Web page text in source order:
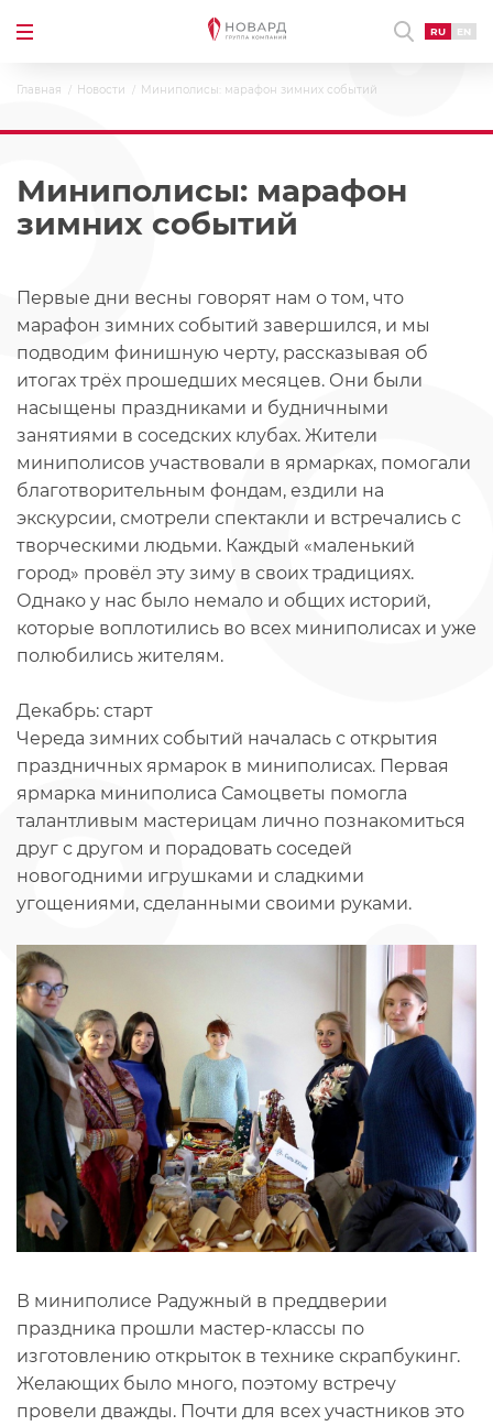
RU EN
Главная Новости Миниполисы: марафон зимних событий
Миниполисы: марафон
зимних событий
Первые дни весны говорят нам о том, что
марафон зимних событий завершился, и мы
подводим финишную черту, рассказывая об
итогах трёх прошедших месяцев. Они были
насыщены праздниками и будничными
занятиями в соседских клубах. Жители
миниполисов участвовали в ярмарках, помогали
благотворительным фондам, ездили на
экскурсии, смотрели спектакли и встречались с
творческими людьми. Каждый «маленький
город» провёл эту зиму в своих традициях.
Однако у нас было немало и общих историй,
которые воплотились во всех миниполисах и уже
полюбились жителям.
Декабрь: старт
Череда зимних событий началась с открытия
праздничных ярмарок в миниполисах. Первая
ярмарка миниполиса Самоцветы помогла
талантливым мастерицам лично познакомиться
друг с другом и порадовать соседей
новогодними игрушками и сладкими
угощениями, сделанными своими руками.
В миниполисе Радужный в преддверии
праздника прошли мастер-классы по
изготовлению открыток в технике скрапбукинг.
Желающих было много, поэтому встречу
провели дважды. Почти для всех участников это